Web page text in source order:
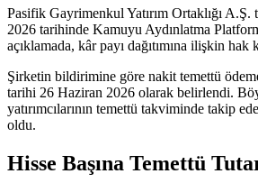
Pasifik Gayrimenkul Yatırım Ortaklığı A.Ş.
2026 tarihinde Kamuyu Aydınlatma
açıklamada, kâr payı dağıtımına ilişkin hak
Şirketin bildirimine göre nakit temettü
tarihi 26 Haziran 2026 olarak belirlendi.
yatırımcılarının temettü takviminde takip
oldu.
Hisse Başına Temettü